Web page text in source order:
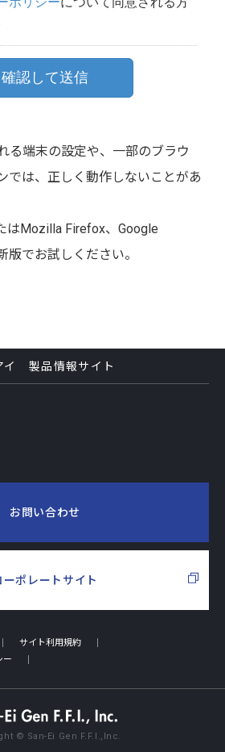
る端末の設定や、一部のブラウ
では、正しく動作しないことがあ
Mozilla Firefox、Google
版でお試しください。
イ 製品情報サイト
お問い合わせ
ーポレートサイト
サイト利用規約
ー
© San-Ei Gen F.F.I.,Inc.